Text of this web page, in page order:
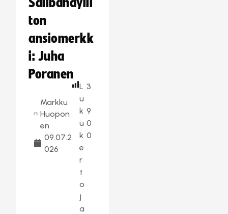
Salibandylii
ton
ansiomerkk
i: Juha
Poranen
Markku
Huopon
en
09.07.2
026
L
u
k
u
k
e
r
t
o
j
a
3
9
0
0